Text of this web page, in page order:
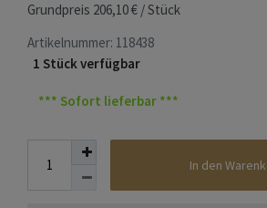
Grundpreis 206,10 € / Stück
Artikelnummer: 118438
1 Stück verfügbar
*** Sofort lieferbar ***
In den